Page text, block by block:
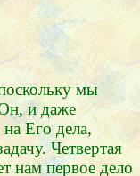
мы
и даже
Его дела,
Четвертая
нам первое дело